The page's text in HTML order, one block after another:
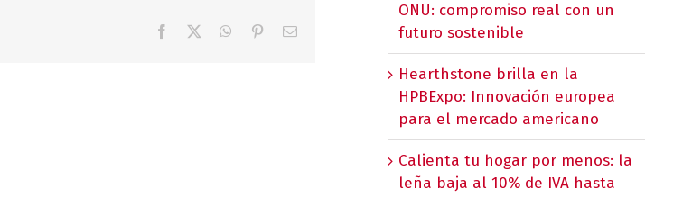
Facebook WhatsApp
PinterestCorreo
ONU: compromiso real con un
futuro sostenible
Hearthstone brilla en la
HPBExpo: Innovación europea
para el mercado americano
Calienta tu hogar por menos: la
leña baja al 10% de IVA hasta